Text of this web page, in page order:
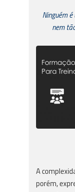
Ninguém
nem
A
porém,